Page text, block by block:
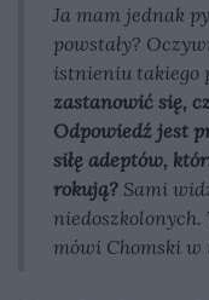
Ja mam jednak
powstały?
istnieniu takiego
zastanowić się,
Odpowiedź jest
siłę adeptów,
rokują? Sami
niedoszkolonych.
mówi Chomski w